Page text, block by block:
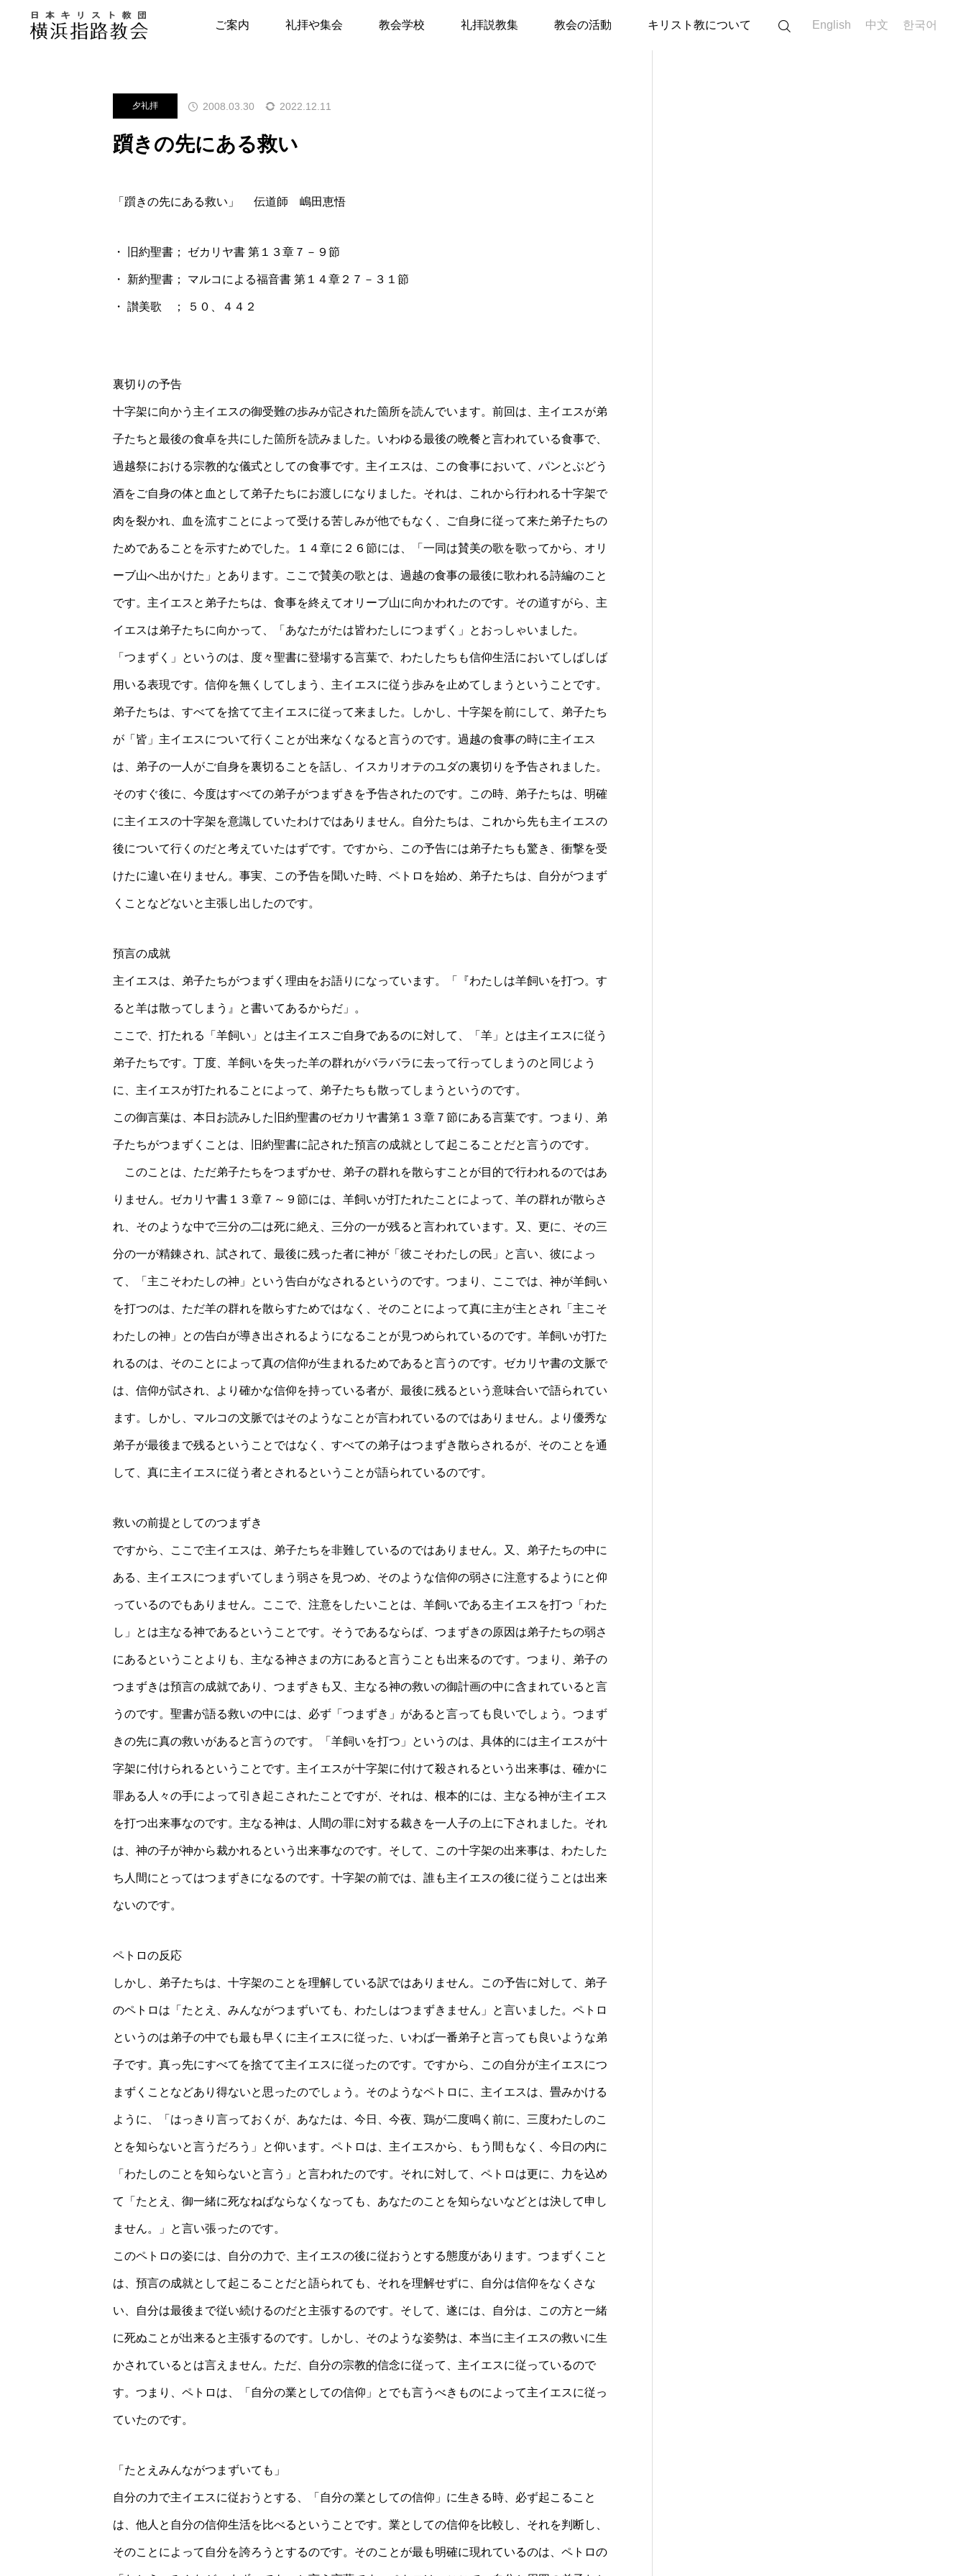
ご案内 礼拝や集会 教会学校 礼拝説教集 教会の活動 キリスト教について English 中文 한국어
牧師・副牧師より
キリスト教用語集
夕礼拝 躓きの先にある救い
夕礼拝 2008.03.30 2022.12.11
躓きの先にある救い
「躓きの先にある救い」 伝道師 嶋田恵悟
・ 旧約聖書； ゼカリヤ書 第１３章７－９節
・ 新約聖書； マルコによる福音書 第１４章２７－３１節
・ 讃美歌 ； ５０、４４２
裏切りの予告
十字架に向かう主イエスの御受難の歩みが記された箇所を読んでいます。前回は、主イエスが弟
子たちと最後の食卓を共にした箇所を読みました。いわゆる最後の晩餐と言われている食事で、
過越祭における宗教的な儀式としての食事です。主イエスは、この食事において、パンとぶどう
酒をご自身の体と血として弟子たちにお渡しになりました。それは、これから行われる十字架で
肉を裂かれ、血を流すことによって受ける苦しみが他でもなく、ご自身に従って来た弟子たちの
ためであることを示すためでした。１４章に２６節には、「一同は賛美の歌を歌ってから、オリ
ーブ山へ出かけた」とあります。ここで賛美の歌とは、過越の食事の最後に歌われる詩編のこと
です。主イエスと弟子たちは、食事を終えてオリーブ山に向かわれたのです。その道すがら、主
イエスは弟子たちに向かって、「あなたがたは皆わたしにつまずく」とおっしゃいました。
「つまずく」というのは、度々聖書に登場する言葉で、わたしたちも信仰生活においてしばしば
用いる表現です。信仰を無くしてしまう、主イエスに従う歩みを止めてしまうということです。
弟子たちは、すべてを捨てて主イエスに従って来ました。しかし、十字架を前にして、弟子たち
が「皆」主イエスについて行くことが出来なくなると言うのです。過越の食事の時に主イエス
は、弟子の一人がご自身を裏切ることを話し、イスカリオテのユダの裏切りを予告されました。
そのすぐ後に、今度はすべての弟子がつまずきを予告されたのです。この時、弟子たちは、明確
に主イエスの十字架を意識していたわけではありません。自分たちは、これから先も主イエスの
後について行くのだと考えていたはずです。ですから、この予告には弟子たちも驚き、衝撃を受
けたに違い在りません。事実、この予告を聞いた時、ペトロを始め、弟子たちは、自分がつまず
くことなどないと主張し出したのです。
預言の成就
主イエスは、弟子たちがつまずく理由をお語りになっています。「『わたしは羊飼いを打つ。す
ると羊は散ってしまう』と書いてあるからだ」。
ここで、打たれる「羊飼い」とは主イエスご自身であるのに対して、「羊」とは主イエスに従う
弟子たちです。丁度、羊飼いを失った羊の群れがバラバラに去って行ってしまうのと同じよう
に、主イエスが打たれることによって、弟子たちも散ってしまうというのです。
この御言葉は、本日お読みした旧約聖書のゼカリヤ書第１３章７節にある言葉です。つまり、弟
子たちがつまずくことは、旧約聖書に記された預言の成就として起こることだと言うのです。
このことは、ただ弟子たちをつまずかせ、弟子の群れを散らすことが目的で行われるのではあ
りません。ゼカリヤ書１３章７～９節には、羊飼いが打たれたことによって、羊の群れが散らさ
れ、そのような中で三分の二は死に絶え、三分の一が残ると言われています。又、更に、その三
分の一が精錬され、試されて、最後に残った者に神が「彼こそわたしの民」と言い、彼によっ
て、「主こそわたしの神」という告白がなされるというのです。つまり、ここでは、神が羊飼い
を打つのは、ただ羊の群れを散らすためではなく、そのことによって真に主が主とされ「主こそ
わたしの神」との告白が導き出されるようになることが見つめられているのです。羊飼いが打た
れるのは、そのことによって真の信仰が生まれるためであると言うのです。ゼカリヤ書の文脈で
は、信仰が試され、より確かな信仰を持っている者が、最後に残るという意味合いで語られてい
ます。しかし、マルコの文脈ではそのようなことが言われているのではありません。より優秀な
弟子が最後まで残るということではなく、すべての弟子はつまずき散らされるが、そのことを通
して、真に主イエスに従う者とされるということが語られているのです。
救いの前提としてのつまずき
ですから、ここで主イエスは、弟子たちを非難しているのではありません。又、弟子たちの中に
ある、主イエスにつまずいてしまう弱さを見つめ、そのような信仰の弱さに注意するようにと仰
っているのでもありません。ここで、注意をしたいことは、羊飼いである主イエスを打つ「わた
し」とは主なる神であるということです。そうであるならば、つまずきの原因は弟子たちの弱さ
にあるということよりも、主なる神さまの方にあると言うことも出来るのです。つまり、弟子の
つまずきは預言の成就であり、つまずきも又、主なる神の救いの御計画の中に含まれていると言
うのです。聖書が語る救いの中には、必ず「つまずき」があると言っても良いでしょう。つまず
きの先に真の救いがあると言うのです。「羊飼いを打つ」というのは、具体的には主イエスが十
字架に付けられるということです。主イエスが十字架に付けて殺されるという出来事は、確かに
罪ある人々の手によって引き起こされたことですが、それは、根本的には、主なる神が主イエス
を打つ出来事なのです。主なる神は、人間の罪に対する裁きを一人子の上に下されました。それ
は、神の子が神から裁かれるという出来事なのです。そして、この十字架の出来事は、わたした
ち人間にとってはつまずきになるのです。十字架の前では、誰も主イエスの後に従うことは出来
ないのです。
ペトロの反応
しかし、弟子たちは、十字架のことを理解している訳ではありません。この予告に対して、弟子
のペトロは「たとえ、みんながつまずいても、わたしはつまずきません」と言いました。ペトロ
というのは弟子の中でも最も早くに主イエスに従った、いわば一番弟子と言っても良いような弟
子です。真っ先にすべてを捨てて主イエスに従ったのです。ですから、この自分が主イエスにつ
まずくことなどあり得ないと思ったのでしょう。そのようなペトロに、主イエスは、畳みかける
ように、「はっきり言っておくが、あなたは、今日、今夜、鶏が二度鳴く前に、三度わたしのこ
とを知らないと言うだろう」と仰います。ペトロは、主イエスから、もう間もなく、今日の内に
「わたしのことを知らないと言う」と言われたのです。それに対して、ペトロは更に、力を込め
て「たとえ、御一緒に死なねばならなくなっても、あなたのことを知らないなどとは決して申し
ません。」と言い張ったのです。
このペトロの姿には、自分の力で、主イエスの後に従おうとする態度があります。つまずくこと
は、預言の成就として起こることだと語られても、それを理解せずに、自分は信仰をなくさな
い、自分は最後まで従い続けるのだと主張するのです。そして、遂には、自分は、この方と一緒
に死ぬことが出来ると主張するのです。しかし、そのような姿勢は、本当に主イエスの救いに生
かされているとは言えません。ただ、自分の宗教的信念に従って、主イエスに従っているので
す。つまり、ペトロは、「自分の業としての信仰」とでも言うべきものによって主イエスに従っ
ていたのです。
「たとえみんながつまずいても」
自分の力で主イエスに従おうとする、「自分の業としての信仰」に生きる時、必ず起こること
は、他人と自分の信仰生活を比べるということです。業としての信仰を比較し、それを判断し、
そのことによって自分を誇ろうとするのです。そのことが最も明確に現れているのは、ペトロの